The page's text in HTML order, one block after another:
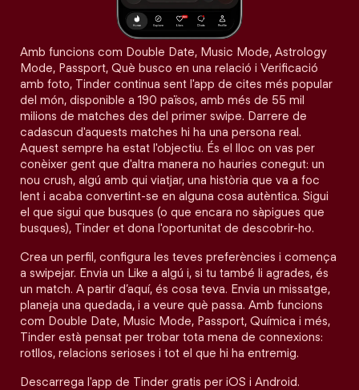
Amb funcions com Double Date, Music Mode, Astrology
Mode, Passport, Què busco en una relació i Verificació
amb foto, Tinder continua sent l'app de cites més popular
del món, disponible a 190 països, amb més de 55 mil
milions de matches des del primer swipe. Darrere de
cadascun d'aquests matches hi ha una persona real.
Aquest sempre ha estat l'objectiu. És el lloc on vas per
conèixer gent que d'altra manera no hauries conegut: un
nou crush, algú amb qui viatjar, una història que va a foc
lent i acaba convertint-se en alguna cosa autèntica. Sigui
el que sigui que busques (o que encara no sàpigues que
busques), Tinder et dona l'oportunitat de descobrir-ho.
Crea un perfil, configura les teves preferències i comença
a swipejar. Envia un Like a algú i, si tu també li agrades, és
un match. A partir d’aquí, és cosa teva. Envia un missatge,
planeja una quedada, i a veure què passa. Amb funcions
com Double Date, Music Mode, Passport, Química i més,
Tinder està pensat per trobar tota mena de connexions:
rotllos, relacions serioses i tot el que hi ha entremig.
Descarrega l'app de Tinder gratis per iOS i Android.